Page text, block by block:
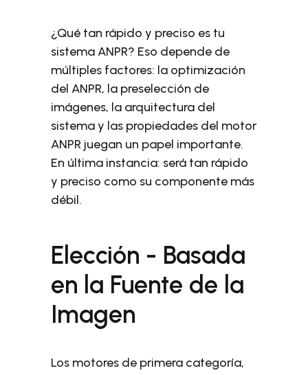
¿Qué tan rápido y preciso es tu
sistema ANPR? Eso depende de
múltiples factores: la optimización
del ANPR, la preselección de
imágenes, la arquitectura del
sistema y las propiedades del motor
ANPR juegan un papel importante.
En última instancia: será tan rápido
y preciso como su componente más
débil.
Elección - Basada
en la Fuente de la
Imagen
Los motores de primera categoría,